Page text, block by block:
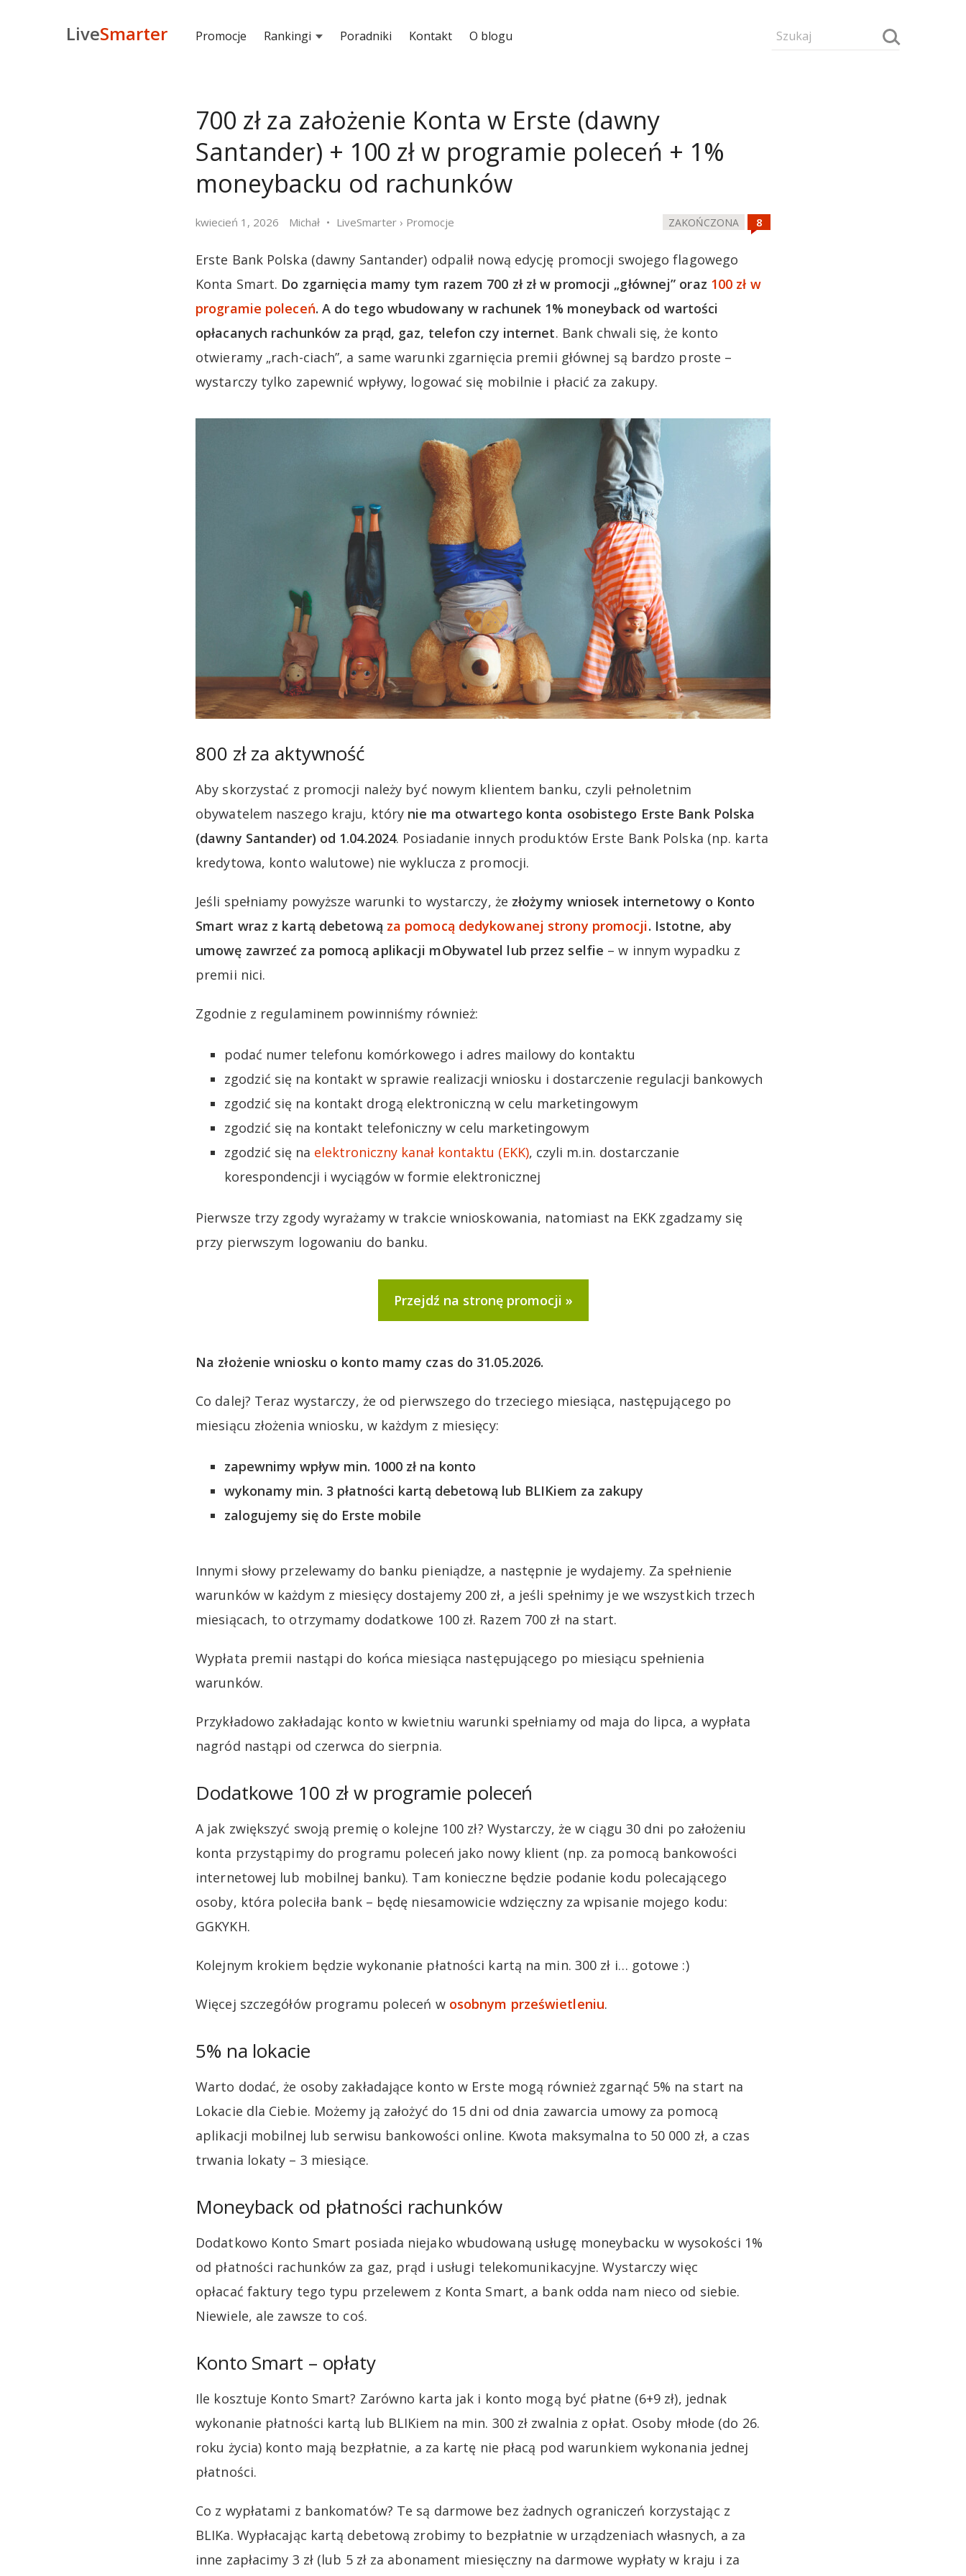
LiveSmarter Promocje Rankingi Poradniki Kontakt O blogu
700 zł za założenie Konta w Erste (dawny
Santander) + 100 zł w programie poleceń + 1%
moneybacku od rachunków
kwiecień 1, 2026 Michał LiveSmarter › Promocje ZAKOŃCZONA
Erste Bank Polska (dawny Santander) odpalił nową edycję promocji swojego flagowego
Konta Smart. Do zgarnięcia mamy tym razem 700 zł zł w promocji „głównej” oraz 100 zł w
programie poleceń. A do tego wbudowany w rachunek 1% moneyback od wartości
opłacanych rachunków za prąd, gaz, telefon czy internet. Bank chwali się, że konto
otwieramy „rach-ciach”, a same warunki zgarnięcia premii głównej są bardzo proste –
wystarczy tylko zapewnić wpływy, logować się mobilnie i płacić za zakupy.
800 zł za aktywność
Aby skorzystać z promocji należy być nowym klientem banku, czyli pełnoletnim
obywatelem naszego kraju, który nie ma otwartego konta osobistego Erste Bank Polska
(dawny Santander) od 1.04.2024. Posiadanie innych produktów Erste Bank Polska (np. karta
kredytowa, konto walutowe) nie wyklucza z promocji.
Jeśli spełniamy powyższe warunki to wystarczy, że złożymy wniosek internetowy o Konto
Smart wraz z kartą debetową za pomocą dedykowanej strony promocji. Istotne, aby
umowę zawrzeć za pomocą aplikacji mObywatel lub przez selfie – w innym wypadku z
premii nici.
Zgodnie z regulaminem powinniśmy również:
podać numer telefonu komórkowego i adres mailowy do kontaktu
zgodzić się na kontakt w sprawie realizacji wniosku i dostarczenie regulacji bankowych
zgodzić się na kontakt drogą elektroniczną w celu marketingowym
zgodzić się na kontakt telefoniczny w celu marketingowym
zgodzić się na elektroniczny kanał kontaktu (EKK), czyli m.in. dostarczanie
korespondencji i wyciągów w formie elektronicznej
Pierwsze trzy zgody wyrażamy w trakcie wnioskowania, natomiast na EKK zgadzamy się
przy pierwszym logowaniu do banku.
Przejdź na stronę promocji
Na złożenie wniosku o konto mamy czas do 31.05.2026.
Co dalej? Teraz wystarczy, że od pierwszego do trzeciego miesiąca, następującego po
miesiącu złożenia wniosku, w każdym z miesięcy:
zapewnimy wpływ min. 1000 zł na konto
wykonamy min. 3 płatności kartą debetową lub BLIKiem za zakupy
zalogujemy się do Erste mobile
Innymi słowy przelewamy do banku pieniądze, a następnie je wydajemy. Za spełnienie
warunków w każdym z miesięcy dostajemy 200 zł, a jeśli spełnimy je we wszystkich trzech
miesiącach, to otrzymamy dodatkowe 100 zł. Razem 700 zł na start.
Wypłata premii nastąpi do końca miesiąca następującego po miesiącu spełnienia
warunków.
Przykładowo zakładając konto w kwietniu warunki spełniamy od maja do lipca, a wypłata
nagród nastąpi od czerwca do sierpnia.
Dodatkowe 100 zł w programie poleceń
A jak zwiększyć swoją premię o kolejne 100 zł? Wystarczy, że w ciągu 30 dni po założeniu
konta przystąpimy do programu poleceń jako nowy klient (np. za pomocą bankowości
internetowej lub mobilnej banku). Tam konieczne będzie podanie kodu polecającego
osoby, która poleciła bank – będę niesamowicie wdzięczny za wpisanie mojego kodu:
GGKYKH.
Kolejnym krokiem będzie wykonanie płatności kartą na min. 300 zł i… gotowe :)
Więcej szczegółów programu poleceń w osobnym prześwietleniu.
5% na lokacie
Warto dodać, że osoby zakładające konto w Erste mogą również zgarnąć 5% na start na
Lokacie dla Ciebie. Możemy ją założyć do 15 dni od dnia zawarcia umowy za pomocą
aplikacji mobilnej lub serwisu bankowości online. Kwota maksymalna to 50 000 zł, a czas
trwania lokaty – 3 miesiące.
Moneyback od płatności rachunków
Dodatkowo Konto Smart posiada niejako wbudowaną usługę moneybacku w wysokości 1%
od płatności rachunków za gaz, prąd i usługi telekomunikacyjne. Wystarczy więc
opłacać faktury tego typu przelewem z Konta Smart, a bank odda nam nieco od siebie.
Niewiele, ale zawsze to coś.
Konto Smart – opłaty
Ile kosztuje Konto Smart? Zarówno karta jak i konto mogą być płatne (6+9 zł), jednak
wykonanie płatności kartą lub BLIKiem na min. 300 zł zwalnia z opłat. Osoby młode (do 26.
roku życia) konto mają bezpłatnie, a za kartę nie płacą pod warunkiem wykonania jednej
płatności.
Co z wypłatami z bankomatów? Te są darmowe bez żadnych ograniczeń korzystając z
BLIKa. Wypłacając kartą debetową zrobimy to bezpłatnie w urządzeniach własnych, a za
inne zapłacimy 3 zł (lub 5 zł za abonament miesięczny na darmowe wypłaty w kraju i za